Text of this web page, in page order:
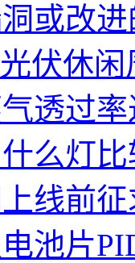
或改
伏休
透过
么灯
线前
池片